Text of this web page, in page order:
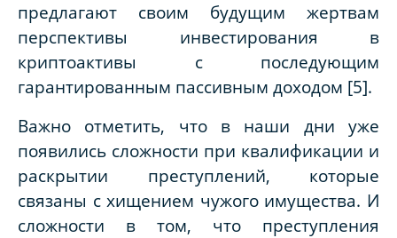
предлагают своим будущим жертвам
перспективы инвестирования в
криптоактивы с последующим
гарантированным пассивным доходом [5].
Важно отметить, что в наши дни уже
появились сложности при квалификации и
раскрытии преступлений, которые
связаны с хищением чужого имущества. И
сложности в том, что преступления